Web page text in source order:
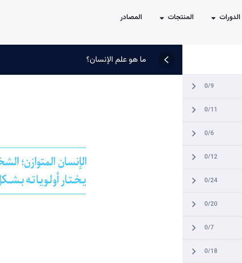
الدورات المنتجات المصادر
0/9
0/11
0/6
0/12
0/24
0/20
0/7
0/18
ما هو علم الإنسان؟